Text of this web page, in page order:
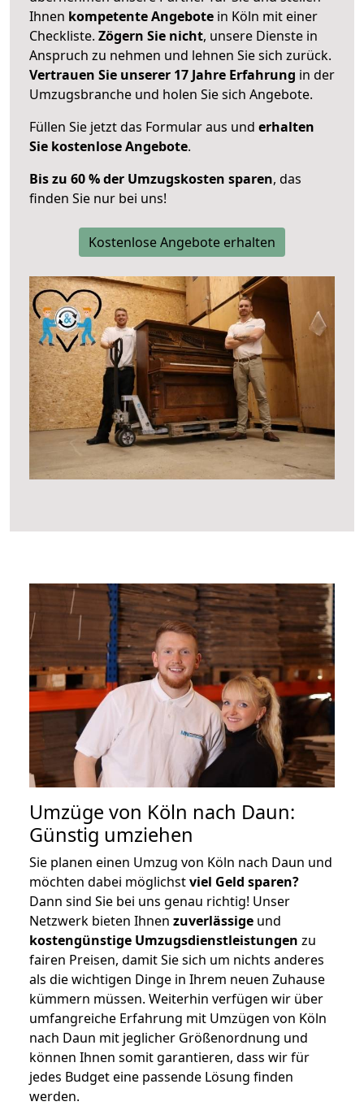
Ihnen kompetente Angebote in Köln mit einer
Checkliste. Zögern Sie nicht, unsere Dienste in
Anspruch zu nehmen und lehnen Sie sich zurück.
Vertrauen Sie unserer 17 Jahre Erfahrung in der
Umzugsbranche und holen Sie sich Angebote.
Füllen Sie jetzt das Formular aus und erhalten
Sie kostenlose Angebote.
Bis zu 60 % der Umzugskosten sparen, das
finden Sie nur bei uns!
Kostenlose Angebote erhalten
Umzüge von Köln nach Daun:
Günstig umziehen
Sie planen einen Umzug von Köln nach Daun und
möchten dabei möglichstviel Geld sparen?
Dann sind Sie bei uns genau richtig! Unser
Netzwerk bieten Ihnen zuverlässige und
kostengünstige Umzugsdienstleistungen zu
fairen Preisen, damit Sie sich um nichts anderes
als die wichtigen Dinge in Ihrem neuen Zuhause
kümmern müssen. Weiterhin verfügen wir über
umfangreiche Erfahrung mit Umzügen von Köln
nach Daun mit jeglicher Größenordnung und
können Ihnen somit garantieren, dass wir für
jedes Budget eine passende Lösung finden
werden.